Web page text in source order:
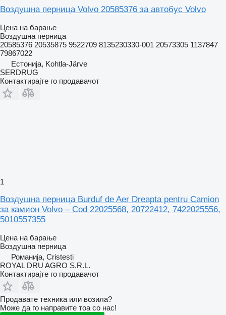
Воздушна перница Volvo 20585376 за автобус Volvo
Цена на барање
Воздушна перница
20585376 20535875 9522709 8135230330-001 20573305 1137847
79867022
Естонија, Kohtla-Järve
SERDRUG
Контактирајте го продавачот
1
Воздушна перница Burduf de Aer Dreapta pentru Camion
за камион Volvo – Cod 22025568, 20722412, 7422025556,
5010557355
Цена на барање
Воздушна перница
Романија, Cristesti
ROYAL DRU AGRO S.R.L.
Контактирајте го продавачот
Продавате техника или возила?
Може да го направите тоа со нас!